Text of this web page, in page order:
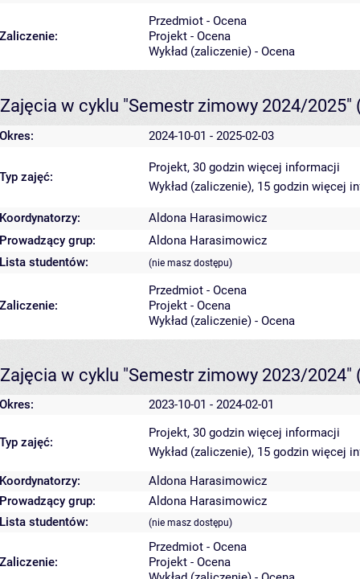
Zaliczenie:
Przedmiot - Ocena
Projekt - Ocena
Wykład (zaliczenie) - Ocena
Zajęcia w cyklu "Semestr zimowy 2024/2025"
Okres: 2024-10-01 - 2025-02-03
Typ zajęć:
Projekt, 30 godzin więcej informacji
Wykład (zaliczenie), 15 godzin więcej
Koordynatorzy:
Aldona Harasimowicz
Prowadzący grup:
Aldona Harasimowicz
Lista studentów:
(nie masz dostępu)
Zaliczenie:
Przedmiot - Ocena
Projekt - Ocena
Wykład (zaliczenie) - Ocena
Zajęcia w cyklu "Semestr zimowy 2023/2024"
Okres: 2023-10-01 - 2024-02-01
Typ zajęć:
Projekt, 30 godzin więcej informacji
Wykład (zaliczenie), 15 godzin więcej
Koordynatorzy:
Aldona Harasimowicz
Prowadzący grup:
Aldona Harasimowicz
Lista studentów:
(nie masz dostępu)
Zaliczenie:
Przedmiot - Ocena
Projekt - Ocena